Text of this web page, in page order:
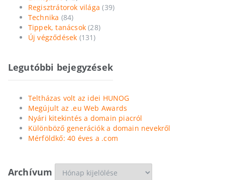
Regisztrátorok világa (39)
Technika (84)
Tippek, tanácsok (28)
Új végződések (131)
Legutóbbi bejegyzések
Teltházas volt az idei HUNOG
Megújult az .eu Web Awards
Nyári kitekintés a domain piacról
Különböző generációk a domain nevekről
Mérföldkő: 40 éves a .com
Archívum